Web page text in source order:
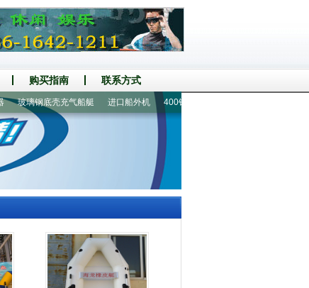
购买指南 联系方式
玻璃钢底壳充气船艇 进口船外机 400铝地板8人橡皮艇